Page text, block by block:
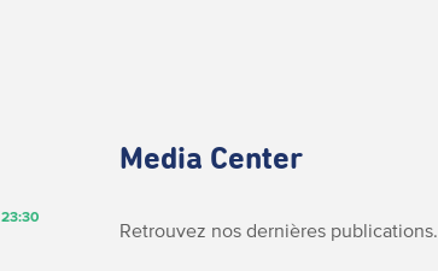
23:30
Media Center
Retrouvez nos dernières publications.